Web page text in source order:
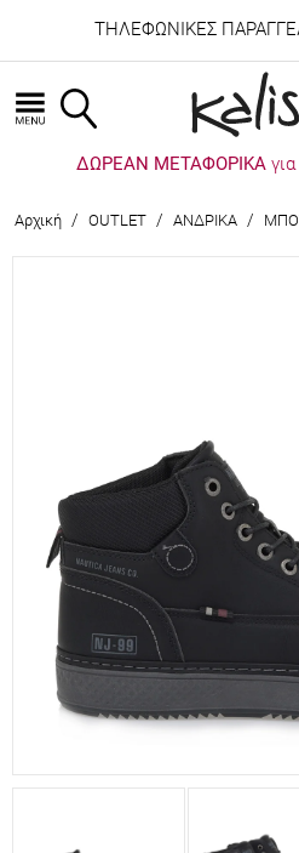
ΤΗΛΕΦΩΝΙΚΕΣ
ΔΩΡΕΑΝ ΜΕΤΑΦΟΡΙΚΑ
Αρχική / OUTLET / ΑΝΔΡΙΚΑ /